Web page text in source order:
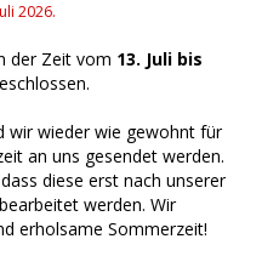
2026.
der Zeit vom 13. Juli bis
wir wieder wie gewohnt für
an uns gesendet werden.
diese erst nach unserer
werden. Wir
erholsame Sommerzeit!